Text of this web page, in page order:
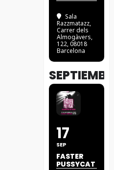
Sala
Razzmatazz,
Carrer dels
Almogàvers,
122, 08018
Barcelona
17
SEP
FASTER
PUSSYCAT